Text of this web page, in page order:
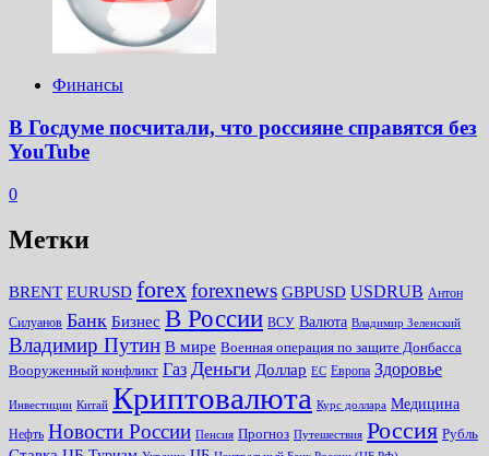
Финансы
В Госдуме посчитали, что россияне справятся без
YouTube
0
Метки
BRENT EURUSD forexforexnews GBPUSD USDRUB Антон
Силуанов Банк Бизнес В России ВСУ Валюта Владимир Зеленский
Владимир Путин В мире Военная операция по защите Донбасса
Вооруженный конфликт Газ Деньги Доллар ЕС Европа Здоровье
Инвестиции Китай Криптовалюта Курс доллара Медицина
Нефть Новости России Пенсия Прогноз Путешествия Россия Рубль